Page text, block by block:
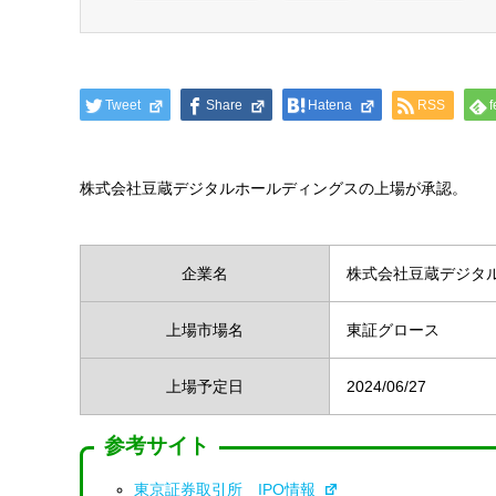
Tweet Share Hatena RSS
株式会社豆蔵デジタルホールディングスの上場が承認。
企業名 株式会社豆蔵デジタ
上場市場名 東証グロース
上場予定日 2024/06/27
参考サイト
東京証券取引所 IPO情報